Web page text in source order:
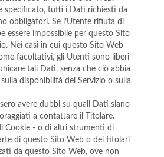
specificato, tutti i Dati richiesti da
obbligatori. Se l’Utente rifiuta di
essere impossibile per questo Sito
Nei casi in cui questo Sito Web
facoltativi, gli Utenti sono liberi
tali Dati, senza che ciò abbia
disponibilità del Servizio o sulla
avere dubbi su quali Dati siano
a contattare il Titolare.
Cookie - o di altri strumenti di
di questo Sito Web o dei titolari
da questo Sito Web, ove non